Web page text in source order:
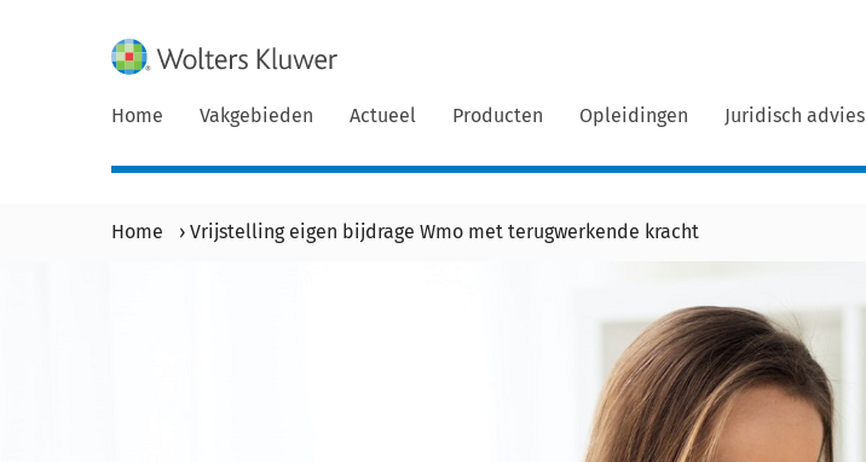
Home Vakgebieden Actueel Producten Opleidingen Juridisch advies
Home › Vrijstelling eigen bijdrage Wmo met terugwerkende kracht